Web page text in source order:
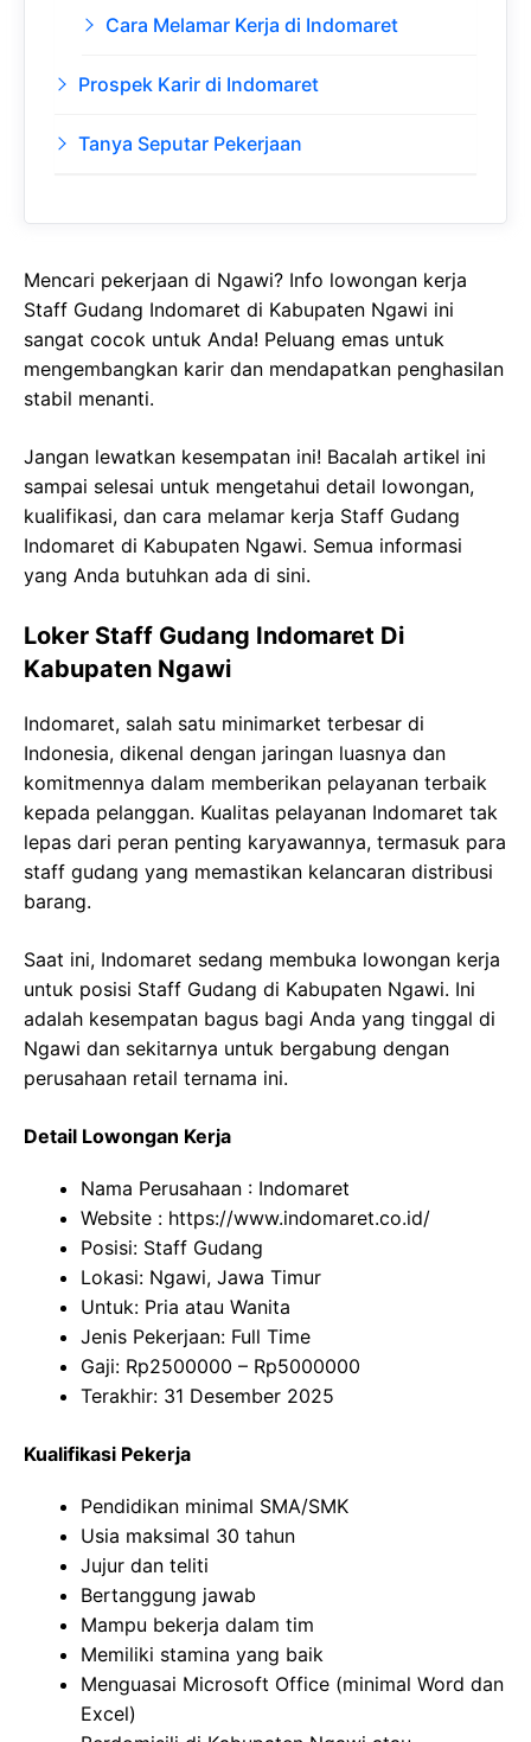
Cara Melamar Kerja di Indomaret
Prospek Karir di Indomaret
Tanya Seputar Pekerjaan
Mencari pekerjaan di Ngawi? Info lowongan kerja
Staff Gudang Indomaret di Kabupaten Ngawi ini
sangat cocok untuk Anda! Peluang emas untuk
mengembangkan karir dan mendapatkan penghasilan
stabil menanti.
Jangan lewatkan kesempatan ini! Bacalah artikel ini
sampai selesai untuk mengetahui detail lowongan,
kualifikasi, dan cara melamar kerja Staff Gudang
Indomaret di Kabupaten Ngawi. Semua informasi
yang Anda butuhkan ada di sini.
Loker Staff Gudang Indomaret Di
Kabupaten Ngawi
Indomaret, salah satu minimarket terbesar di
Indonesia, dikenal dengan jaringan luasnya dan
komitmennya dalam memberikan pelayanan terbaik
kepada pelanggan. Kualitas pelayanan Indomaret tak
lepas dari peran penting karyawannya, termasuk para
staff gudang yang memastikan kelancaran distribusi
barang.
Saat ini, Indomaret sedang membuka lowongan kerja
untuk posisi Staff Gudang di Kabupaten Ngawi. Ini
adalah kesempatan bagus bagi Anda yang tinggal di
Ngawi dan sekitarnya untuk bergabung dengan
perusahaan retail ternama ini.
Detail Lowongan Kerja
Nama Perusahaan : Indomaret
Website : https://www.indomaret.co.id/
Posisi: Staff Gudang
Lokasi: Ngawi, Jawa Timur
Untuk: Pria atau Wanita
Jenis Pekerjaan: Full Time
Gaji: Rp2500000 – Rp5000000
Terakhir: 31 Desember 2025
Kualifikasi Pekerja
Pendidikan minimal SMA/SMK
Usia maksimal 30 tahun
Jujur dan teliti
Bertanggung jawab
Mampu bekerja dalam tim
Memiliki stamina yang baik
Menguasai Microsoft Office (minimal Word dan
Excel)